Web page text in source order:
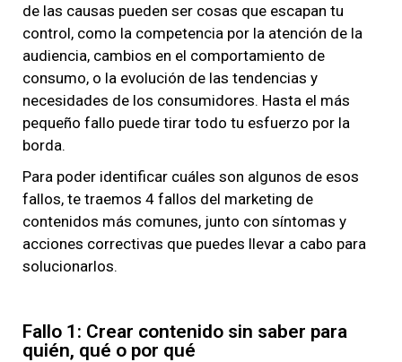
de las causas pueden ser cosas que escapan tu
control, como la competencia por la atención de la
audiencia, cambios en el comportamiento de
consumo, o la evolución de las tendencias y
necesidades de los consumidores. Hasta el más
pequeño fallo puede tirar todo tu esfuerzo por la
borda.
Para poder identificar cuáles son algunos de esos
fallos, te traemos 4 fallos del marketing de
contenidos más comunes, junto con síntomas y
acciones correctivas que puedes llevar a cabo para
solucionarlos.
Fallo 1: Crear contenido sin saber para
quién, qué o por qué